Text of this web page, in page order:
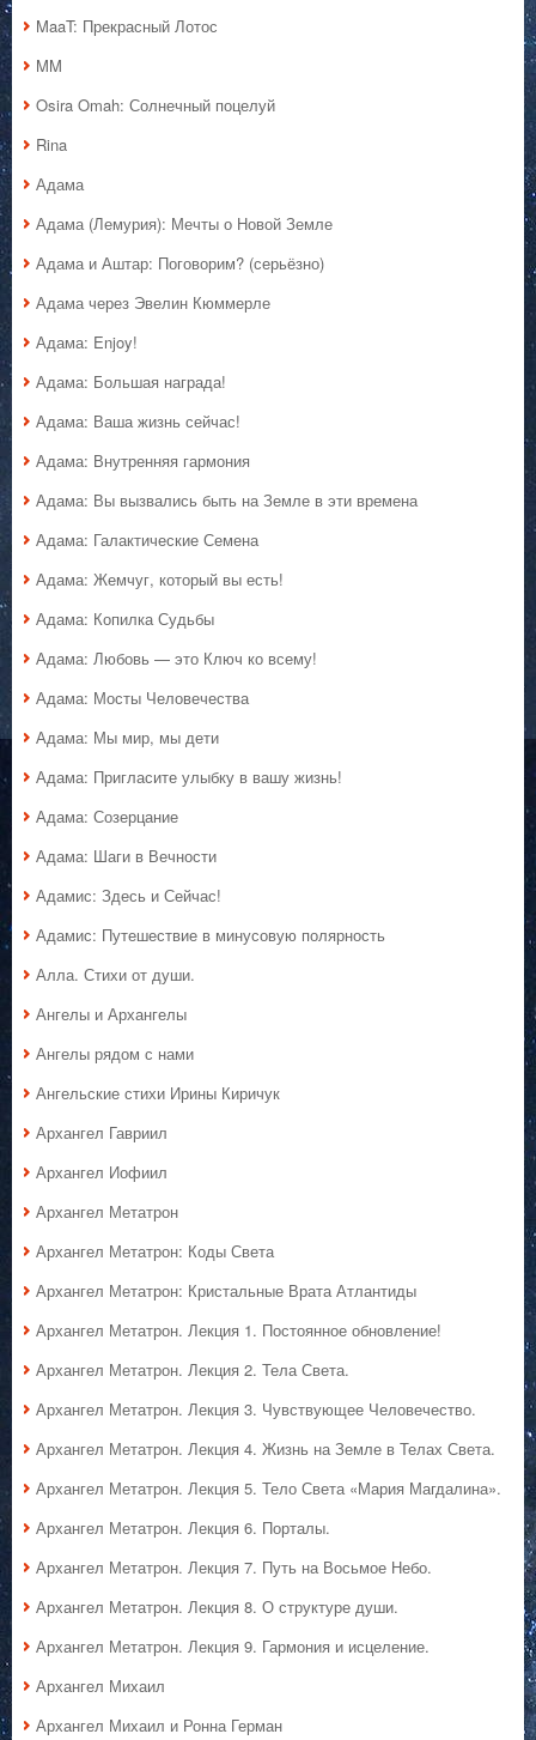
MaaT: Прекрасный Лотос
MM
Osira Omah: Солнечный поцелуй
Rina
Адама
Адама (Лемурия): Мечты о Новой Земле
Адама и Аштар: Поговорим? (серьёзно)
Адама через Эвелин Кюммерле
Адама: Enjoy!
Адама: Большая награда!
Адама: Ваша жизнь сейчас!
Адама: Внутренняя гармония
Адама: Вы вызвались быть на Земле в эти времена
Адама: Галактические Семена
Адама: Жемчуг, который вы есть!
Адама: Копилка Судьбы
Адама: Любовь — это Ключ ко всему!
Адама: Мосты Человечества
Адама: Мы мир, мы дети
Адама: Пригласите улыбку в вашу жизнь!
Адама: Созерцание
Адама: Шаги в Вечности
Адамис: Здесь и Сейчас!
Адамис: Путешествие в минусовую полярность
Алла. Стихи от души.
Ангелы и Архангелы
Ангелы рядом с нами
Ангельские стихи Ирины Киричук
Архангел Гавриил
Архангел Иофиил
Архангел Метатрон
Архангел Метатрон: Коды Света
Архангел Метатрон: Кристальные Врата Атлантиды
Архангел Метатрон. Лекция 1. Постоянное обновление!
Архангел Метатрон. Лекция 2. Тела Света.
Архангел Метатрон. Лекция 3. Чувствующее Человечество.
Архангел Метатрон. Лекция 4. Жизнь на Земле в Телах Света.
Архангел Метатрон. Лекция 5. Тело Света «Мария Магдалина».
Архангел Метатрон. Лекция 6. Порталы.
Архангел Метатрон. Лекция 7. Путь на Восьмое Небо.
Архангел Метатрон. Лекция 8. О структуре души.
Архангел Метатрон. Лекция 9. Гармония и исцеление.
Архангел Михаил
Архангел Михаил и Ронна Герман